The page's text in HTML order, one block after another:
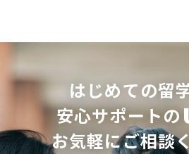
はじめての留
安心サポートの
お気軽にご相談